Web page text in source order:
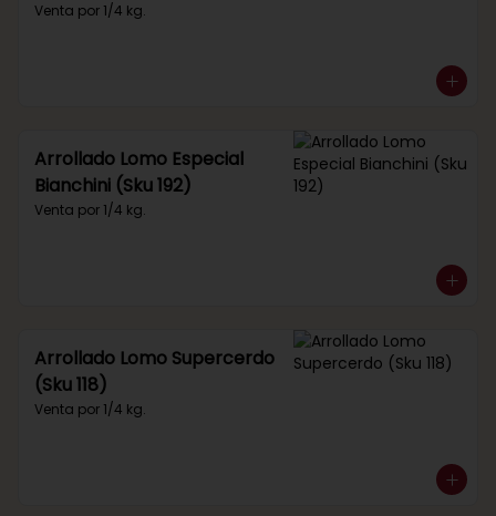
Venta por 1/4 kg.
Arrollado Lomo Especial
Bianchini (Sku 192)
Venta por 1/4 kg.
Arrollado Lomo Supercerdo
(Sku 118)
Venta por 1/4 kg.